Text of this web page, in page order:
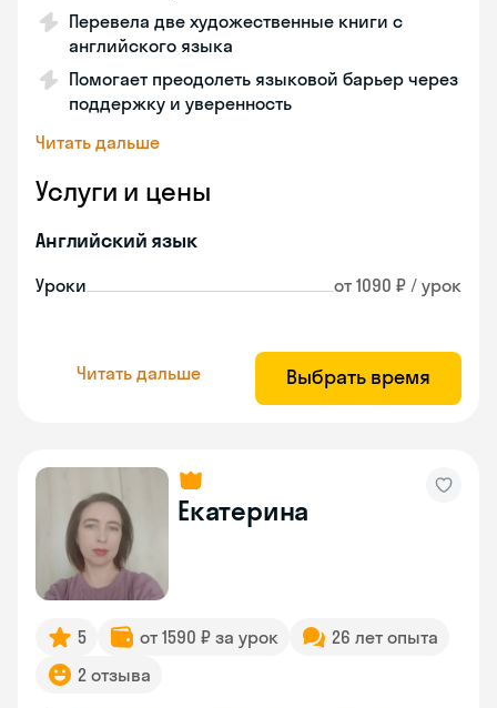
Перевела две художественные книги с
английского языка
Помогает преодолеть языковой барьер через
поддержку и уверенность
Читать дальше
Услуги и цены
Английский язык
Уроки от 1090 ₽ / урок
Читать дальше Выбрать время
Екатерина
5 от 1590 ₽ за урок
26 лет опыта
2 отзыва